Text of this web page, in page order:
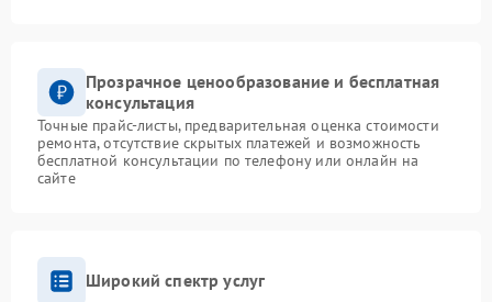
Прозрачное ценообразование и бесплатная
консультация
Точные прайс-листы, предварительная оценка стоимости
ремонта, отсутствие скрытых платежей и возможность
бесплатной консультации по телефону или онлайн на
сайте
Широкий спектр услуг